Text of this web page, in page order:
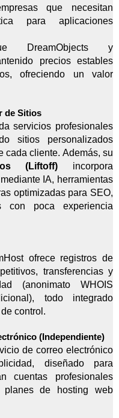
que necesitan
para aplicaciones
DreamObjects y
precios estables
ofreciendo un valor
de Sitios
servicios profesionales
sitios personalizados
cada cliente. Además, su
(Liftoff) incorpora
IA, herramientas
optimizadas para SEO,
con poca experiencia
ofrece registros de
transferencias y
(anonimato WHOIS
todo integrado
control.
(Independiente)
de correo electrónico
diseñado para
cuentas profesionales
planes de hosting web